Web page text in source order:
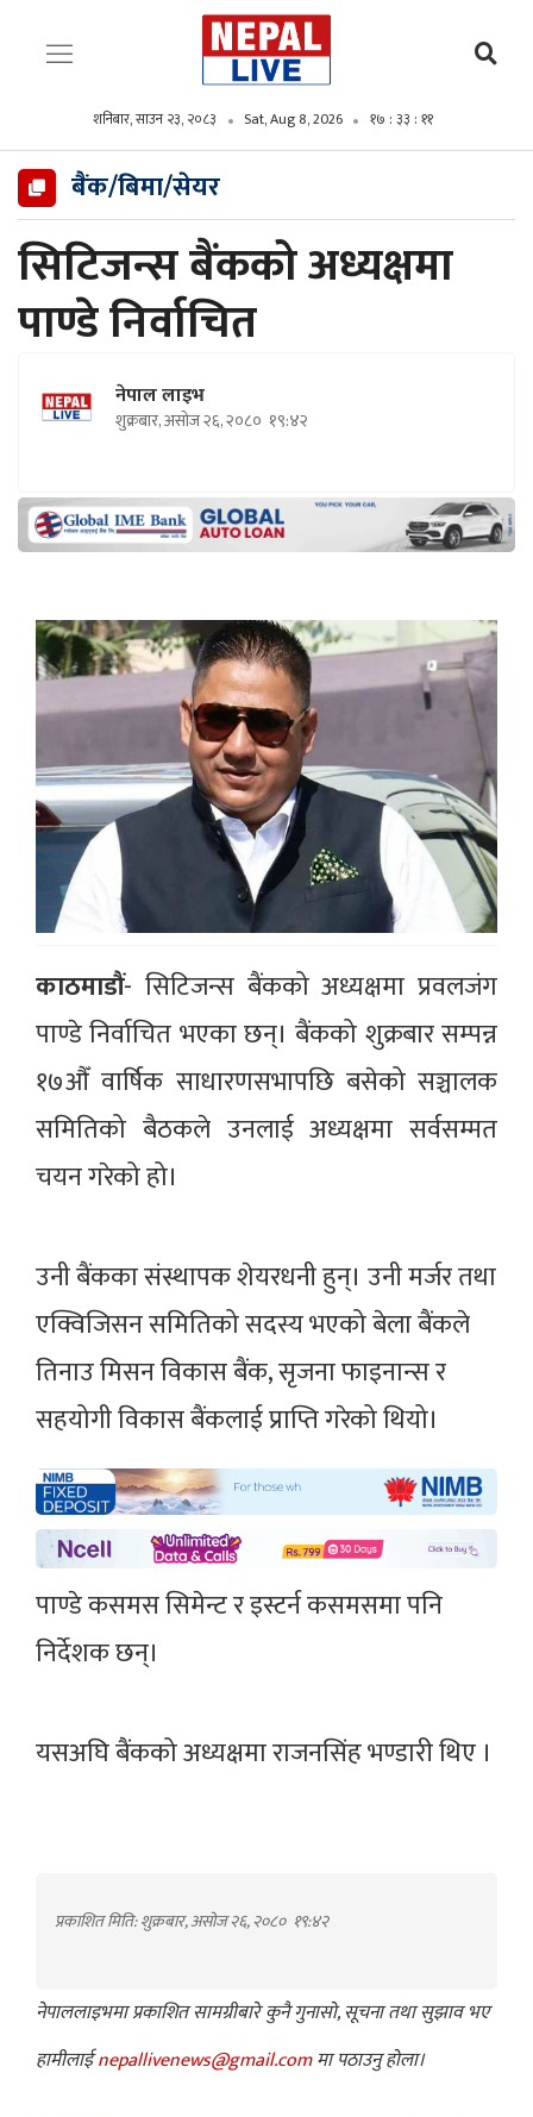
शनिबार, साउन २३, २०८३ Sat, Aug 8, 2026 १७ : ३३ : १३
बैंक/बिमा/सेयर
सिटिजन्स बैंकको अध्यक्षमा
पाण्डे निर्वाचित
नेपाल लाइभ
शुक्रबार, असोज २६, २०८० १९:४२
काठमाडौं- सिटिजन्स बैंकको अध्यक्षमा प्रवलजंग
पाण्डे निर्वाचित भएका छन्। बैंकको शुक्रबार सम्पन्न
१७औँ वार्षिक साधारणसभापछि बसेको सञ्चालक
समितिको बैठकले उनलाई अध्यक्षमा सर्वसम्मत
चयन गरेको हो।
उनी बैंकका संस्थापक शेयरधनी हुन्। उनी मर्जर तथा
एक्विजिसन समितिको सदस्य भएको बेला बैंकले
तिनाउ मिसन विकास बैंक, सृजना फाइनान्स र
सहयोगी विकास बैंकलाई प्राप्ति गरेको थियो।
पाण्डे कसमस सिमेन्ट र इस्टर्न कसमसमा पनि
निर्देशक छन्।
यसअघि बैंकको अध्यक्षमा राजनसिंह भण्डारी थिए ।
प्रकाशित मिति: शुक्रबार, असोज २६, २०८० १९:४२
नेपाललाइभमा प्रकाशित सामग्रीबारे कुनै गुनासो, सूचना तथा सुझाव भए
हामीलाईnepallivenews@gmail.comमा पठाउनु होला।